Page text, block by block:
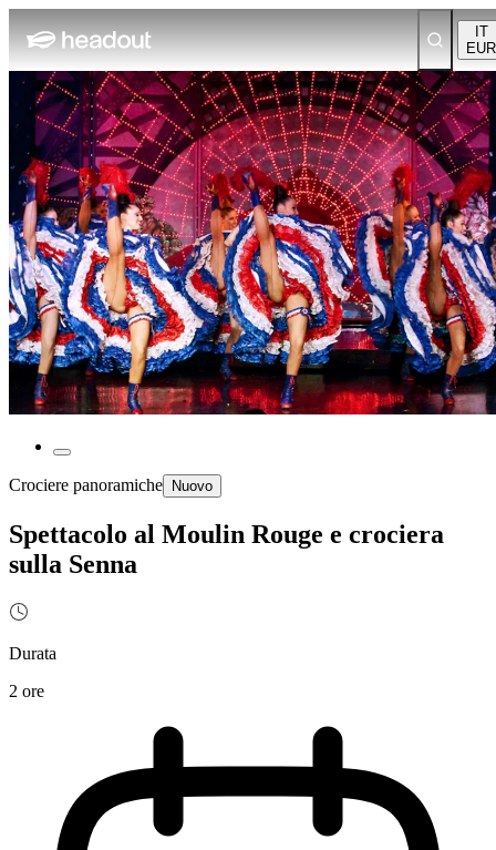
IT
EUR
Crociere panoramiche Nuovo
Spettacolo al Moulin Rouge e crociera
sulla Senna
Durata
2 ore